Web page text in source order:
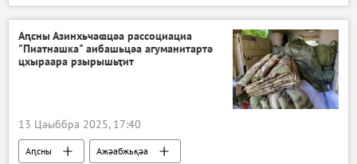
Аԥсны Азинхьчаҩцәа рассоциациа
"Пиатнашка" аибашьцәа агуманитартә
цхыраара рзырышьҭит
13 Цәыббра 2025, 17:40
Аԥсны Ажәабжьқәа